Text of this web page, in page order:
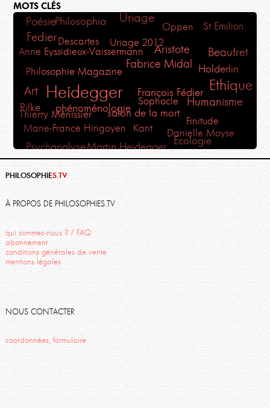
MOTS CLÉS
PoésiePhilosophia Uriage
Oppen St Emilion
FedierDescartes Uriage 2012
Anne Eyssidieux-Vaissermann Aristote Beaufret
Philosophie Magazine
Fabrice Midal Holderlin
Art Heidegger François Fédier Ethique
Rilke phénoménologie
Sophocle Humanisme
Thierry Ménissier salon de la mort
Finitude
Marie-France Hirigoyen Kant Danielle Moyse
PsychanalyseMartin HeideggerEcologie
Bouddhisme PlaisirMéditation France-lanord
Corine PelluchonPolitique
PHILOSOPHIES.TV
À PROPOS DE PHILOSOPHIES.TV
qui sommes-nous ? / FAQ
abonnement
conditions générales de vente
mentions légales
NOUS CONTACTER
coordonnées, formulaire